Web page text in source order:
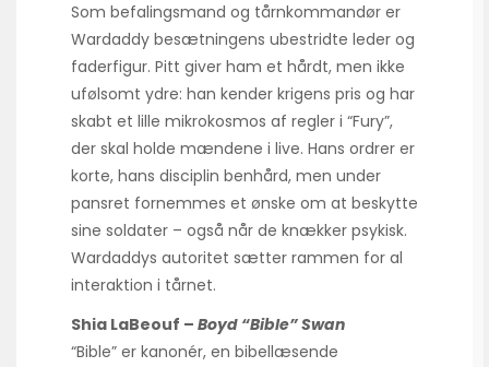
Som befalingsmand og tårnkommandør er
Wardaddy besætningens ubestridte leder og
faderfigur. Pitt giver ham et hårdt, men ikke
ufølsomt ydre: han kender krigens pris og har
skabt et lille mikrokosmos af regler i “Fury”,
der skal holde mændene i live. Hans ordrer er
korte, hans disciplin benhård, men under
pansret fornemmes et ønske om at beskytte
sine soldater – også når de knækker psykisk.
Wardaddys autoritet sætter rammen for al
interaktion i tårnet.
Shia LaBeouf – Boyd “Bible” Swan
“Bible” er kanonér, en bibellæsende